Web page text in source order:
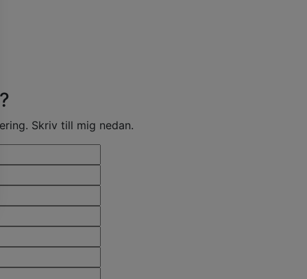
Skriv till mig nedan.